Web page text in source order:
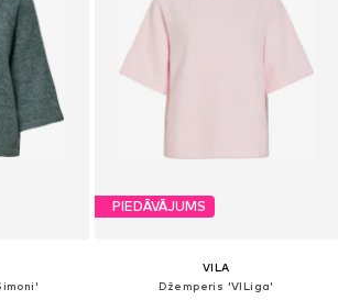
PIEDĀVĀJUMS
VILA
Džemperis 'VILiga'